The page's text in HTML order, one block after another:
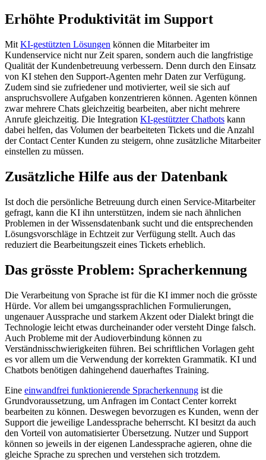
Erhöhte Produktivität im Support
Mit KI-gestützten Lösungen können die Mitarbeiter im
Kundenservice nicht nur Zeit sparen, sondern auch die langfristige
Qualität der Kundenbetreuung verbessern. Denn durch den Einsatz
von KI stehen den Support-Agenten mehr Daten zur Verfügung.
Zudem sind sie zufriedener und motivierter, weil sie sich auf
anspruchsvollere Aufgaben konzentrieren können. Agenten können
zwar mehrere Chats gleichzeitig bearbeiten, aber nicht mehrere
Anrufe gleichzeitig. Die Integration KI-gestützter Chatbots kann
dabei helfen, das Volumen der bearbeiteten Tickets und die Anzahl
der Contact Center Kunden zu steigern, ohne zusätzliche Mitarbeiter
einstellen zu müssen.
Zusätzliche Hilfe aus der Datenbank
Ist doch die persönliche Betreuung durch einen Service-Mitarbeiter
gefragt, kann die KI ihn unterstützen, indem sie nach ähnlichen
Problemen in der Wissensdatenbank sucht und die entsprechenden
Lösungsvorschläge in Echtzeit zur Verfügung stellt. Auch das
reduziert die Bearbeitungszeit eines Tickets erheblich.
Das grösste Problem: Spracherkennung
Die Verarbeitung von Sprache ist für die KI immer noch die grösste
Hürde. Vor allem bei umgangssprachlichen Formulierungen,
ungenauer Aussprache und starkem Akzent oder Dialekt bringt die
Technologie leicht etwas durcheinander oder versteht Dinge falsch.
Auch Probleme mit der Audioverbindung können zu
Verständnisschwierigkeiten führen. Bei schriftlichen Vorlagen geht
es vor allem um die Verwendung der korrekten Grammatik. KI und
Chatbots benötigen dahingehend dauerhaftes Training.
Eine einwandfrei funktionierende Spracherkennung ist die
Grundvoraussetzung, um Anfragen im Contact Center korrekt
bearbeiten zu können. Deswegen bevorzugen es Kunden, wenn der
Support die jeweilige Landessprache beherrscht. KI besitzt da auch
den Vorteil von automatisierter Übersetzung. Nutzer und Support
können so jeweils in der eigenen Landessprache agieren, ohne die
gleiche Sprache zu sprechen und verstehen sich trotzdem.